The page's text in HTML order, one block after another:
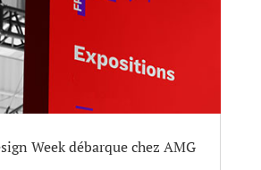
Week débarque chez AMG